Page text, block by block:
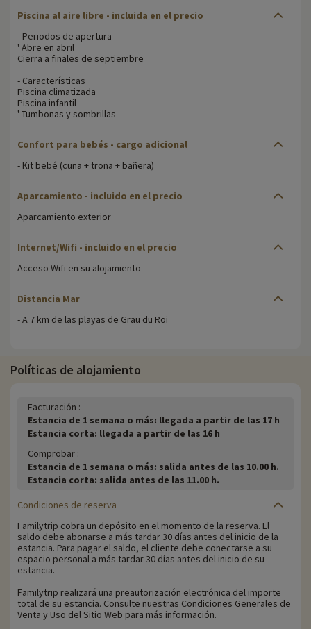
Piscina al aire libre - incluida en el precio
- Periodos de apertura
' Abre en abril
Cierra a finales de septiembre
- Características
Piscina climatizada
Piscina infantil
' Tumbonas y sombrillas
Confort para bebés - cargo adicional
- Kit bebé (cuna + trona + bañera)
Aparcamiento - incluido en el precio
Aparcamiento exterior
Internet/Wifi - incluido en el precio
Acceso Wifi en su alojamiento
Distancia Mar
- A 7 km de las playas de Grau du Roi
Políticas de alojamiento
Facturación :
Estancia de 1 semana o más: llegada a partir de las 17 h
Estancia corta: llegada a partir de las 16 h
Comprobar :
Estancia de 1 semana o más: salida antes de las 10.00 h.
Estancia corta: salida antes de las 11.00 h.
Condiciones de reserva
Familytrip cobra un depósito en el momento de la reserva. El
saldo debe abonarse a más tardar 30 días antes del inicio de la
estancia. Para pagar el saldo, el cliente debe conectarse a su
espacio personal a más tardar 30 días antes del inicio de su
estancia.
Familytrip realizará una preautorización electrónica del importe
total de su estancia. Consulte nuestras Condiciones Generales de
Venta y Uso del Sitio Web para más información.